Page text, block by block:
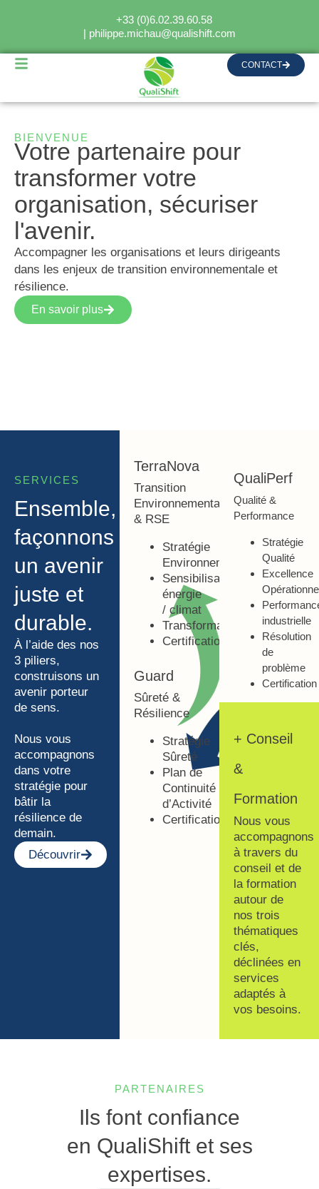
+33 (0)6.02.39.60.58
| philippe.michau@qualishift.com
CONTACT
BIENVENUE
Votre partenaire pour
transformer votre
organisation, sécuriser
l'avenir.
Accompagner les organisations et leurs dirigeants
dans les enjeux de transition environnementale et
résilience.
En savoir plus
SERVICES
Ensemble,
façonnons
un avenir
juste et
durable.
À l’aide des nos
3 piliers,
construisons un
avenir porteur
de sens.
Nous vous
accompagnons
dans votre
stratégie pour
bâtir la
résilience de
demain.
Découvrir
TerraNova
Transition
Environnementale
& RSE
Stratégie
Environnement
Sensibilisation
énergie
/ climat
Transformation
Certification
Guard
Sûreté &
Résilience
Stratégie
Sûreté
Plan de
Continuité
d’Activité
Certification
QualiPerf
Qualité &
Performance
Stratégie
Qualité
Excellence
industrielle
Résolution
de
problème
Certification
+ Conseil
&
Formation
Nous vous
accompagnons
à travers du
conseil et de
la formation
autour de
nos trois
thématiques
clés,
déclinées en
services
adaptés à
vos besoins.
PARTENAIRES
Ils font confiance
en QualiShift et ses
expertises.